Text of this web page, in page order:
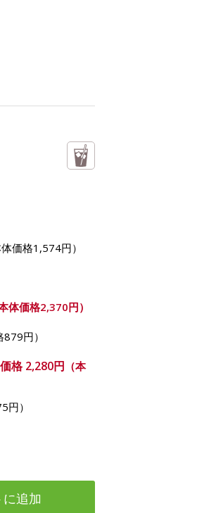
体価格1,574円）
本体価格2,370円）
879円）
格2,280円 （本
円）
追加